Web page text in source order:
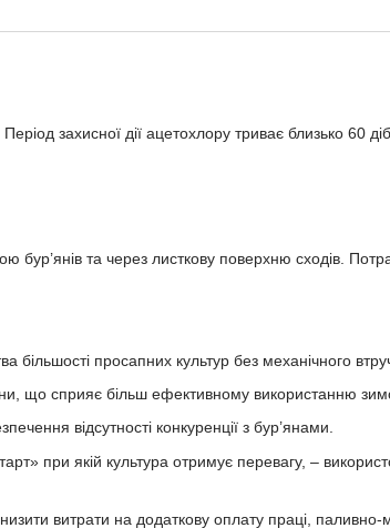
захисної дії ацетохлору триває близько 60
та через листкову поверхню сходів.
просапних культур без механічного
що сприяє більш ефективному використанню
відсутності конкуренції з бур’янами.
при якій культура отримує перевагу, –
витрати на додаткову оплату праці, паливно-